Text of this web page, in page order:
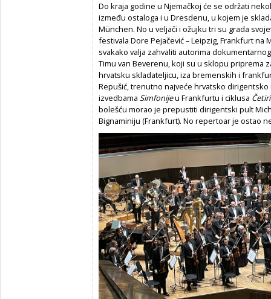
Do kraja godine u Njemačkoj će se održati
između ostaloga i u Dresdenu, u kojem je
München. No u veljači i ožujku tri su grada
festivala Dore Pejačević – Leipzig, Frankfurt na
svakako valja zahvaliti autorima
Timu van Beverenu, koji su u sklopu priprema
hrvatsku skladateljicu, iza bremenskih i
Repušić, trenutno najveće hrvatsko
izvedbama Simfonijeu Frankfurtu i ciklusa
bolešću morao je prepustiti dirigentski pult
Bignaminiju (Frankfurt). No repertoar je ostao